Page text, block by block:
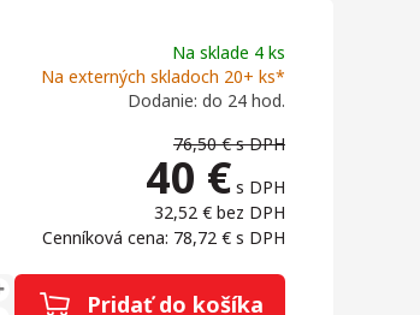
Na sklade 4 ks
Na externých skladoch 20+ ks*
Dodanie: do 24 hod.
76,50 €s DPH
40 € s DPH
32,52 € bez DPH
Cenníková cena: 78,72 € s DPH
Pridať do košíka